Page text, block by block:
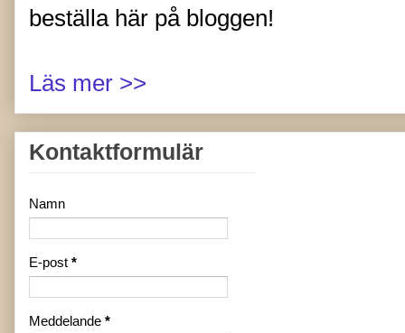
beställa här på bloggen!
Läs mer >>
Kontaktformulär
Namn
E-post *
Meddelande *